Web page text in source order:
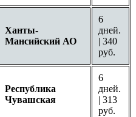
Ханты-
Мансийский АО
6
дней.
| 340
руб.
Республика
Чувашская
6
дней.
| 313
руб.